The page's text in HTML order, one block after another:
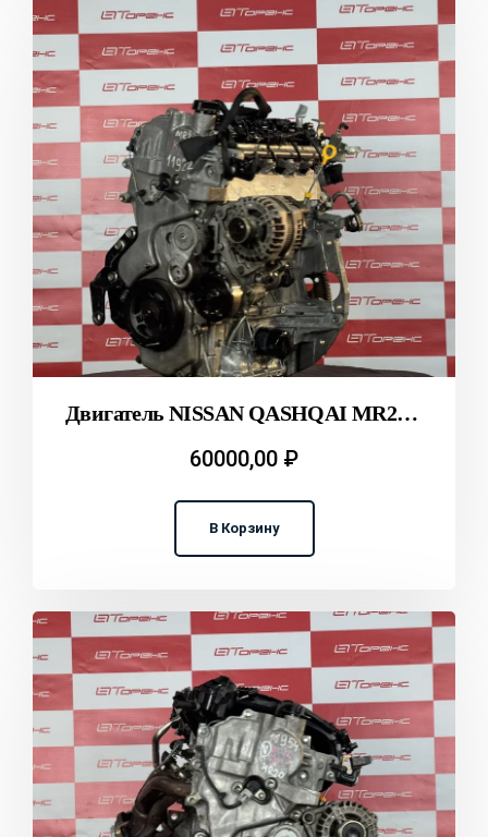
Двигатель NISSAN QASHQAI MR20DE KG11 T2311922
60000,00 ₽
В Корзину